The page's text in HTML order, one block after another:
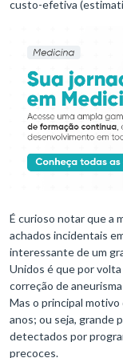
custo-efetiva
É curioso notar que a
achados incidentais
interessante de um
Unidos é que por
correção de
Mas o principal motivo
anos; ou seja, grande
detectados por
precoces.